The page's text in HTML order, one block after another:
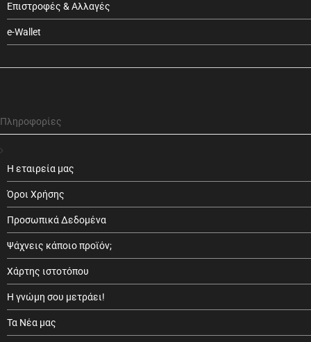
Επιστροφές & Αλλαγές
e-Wallet
Πληροφορίες
Η εταιρεία μας
Όροι Χρήσης
Προσωπικά Δεδομένα
Ψάχνεις κάποιο προϊόν;
Χάρτης ιστοτόπου
Η γνώμη σου μετράει!
Τα Νέα μας